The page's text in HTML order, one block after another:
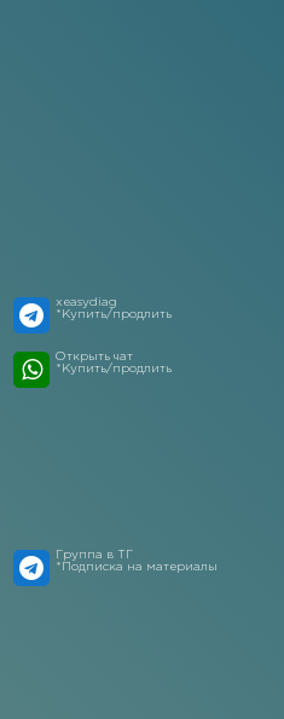
xeasydiag
*Купить/продлить
Открыть чат
*Купить/продлить
Группа в ТГ
*Подписка на материалы